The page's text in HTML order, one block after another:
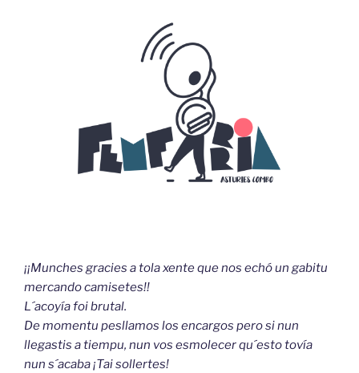
¡¡Munches gracies a tola xente que nos echó un gabitu
mercando camisetes!!
L´acoyía foi brutal.
De momentu pesllamos los encargos pero si nun
llegastis a tiempu, nun vos esmolecer qu´esto tovía
nun s´acaba ¡Tai sollertes!